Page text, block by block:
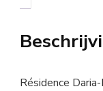
Résidence